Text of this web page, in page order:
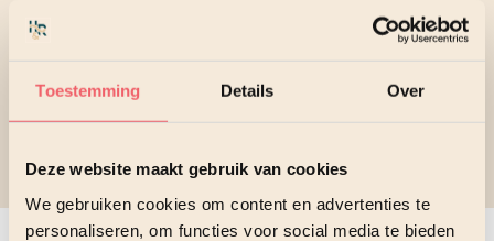
Toestemming Details Over
Deze website maakt gebruik van cookies
We gebruiken cookies om content en advertenties te
personaliseren, om functies voor social media te bieden
Bekijk case